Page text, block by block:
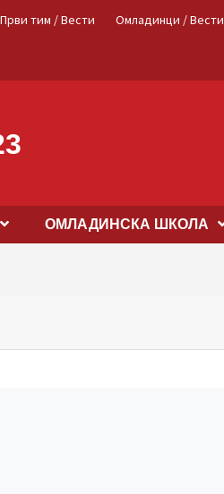
Први тим / Вести Омладинци / Вести
OМЛАДИНСКА ШКОЛА